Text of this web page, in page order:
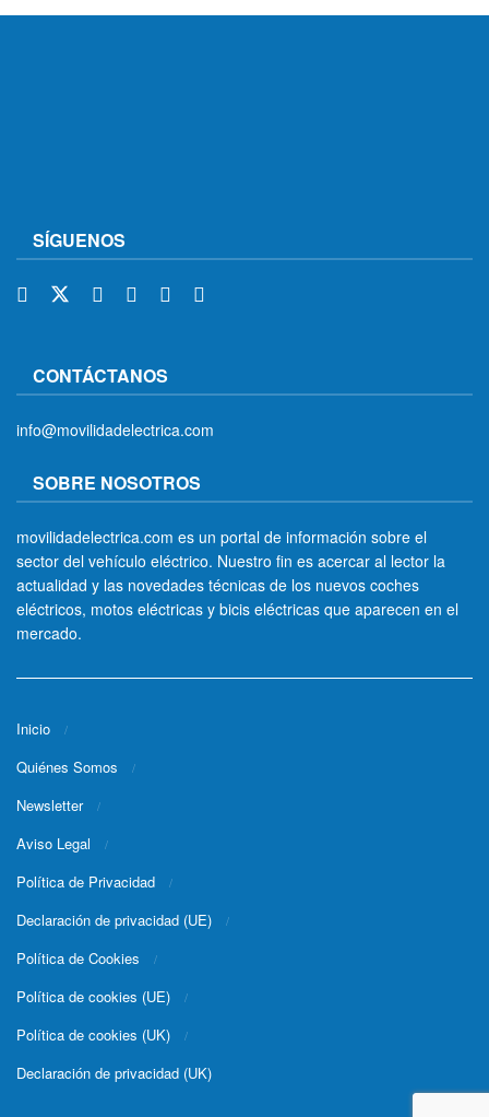
SÍGUENOS
CONTÁCTANOS
info@movilidadelectrica.com
SOBRE NOSOTROS
movilidadelectrica.com es un portal de información sobre el
sector del vehículo eléctrico. Nuestro fin es acercar al lector la
actualidad y las novedades técnicas de los nuevos coches
eléctricos, motos eléctricas y bicis eléctricas que aparecen en el
mercado.
Inicio
Quiénes Somos
Newsletter
Aviso Legal
Política de Privacidad
Declaración de privacidad (UE)
Política de Cookies
Política de cookies (UE)
Política de cookies (UK)
Declaración de privacidad (UK)